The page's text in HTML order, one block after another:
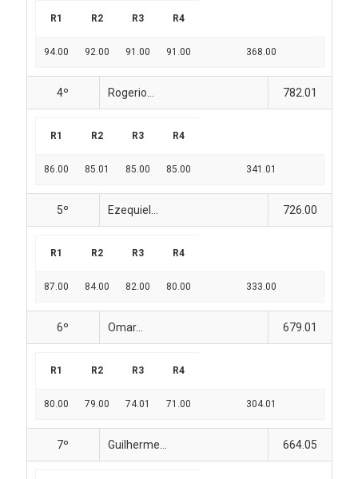
R1 R2 R3 R4
94.00 92.00 91.00 91.00 368.00
4º Rogerio... 782.01
R1 R2 R3 R4
86.00 85.01 85.00 85.00 341.01
5º Ezequiel... 726.00
R1 R2 R3 R4
87.00 84.00 82.00 80.00 333.00
6º Omar... 679.01
R1 R2 R3 R4
80.00 79.00 74.01 71.00 304.01
7º Guilherme... 664.05